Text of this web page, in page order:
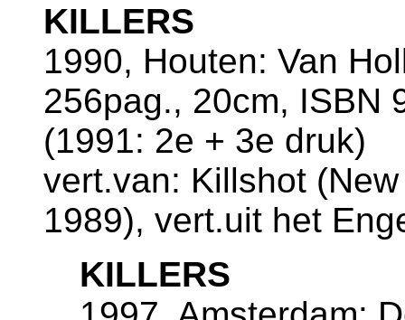
KILLERS
1990, Houten: Van
256pag., 20cm, ISBN
(1991: 2e + 3e druk)
vert.van: Killshot
1989), vert.uit het
KILLERS